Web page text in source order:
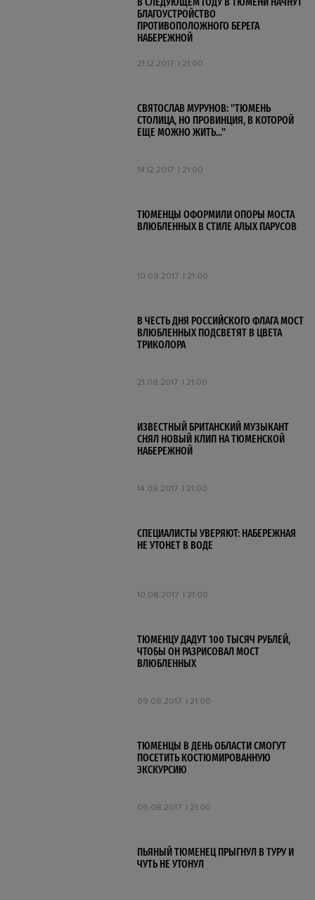
БЛАГОУСТРОЙСТВО
ПРОТИВОПОЛОЖНОГО БЕРЕГА
НАБЕРЕЖНОЙ
21.12.2017 21:00
СВЯТОСЛАВ МУРУНОВ: "ТЮМЕНЬ
СТОЛИЦА, НО ПРОВИНЦИЯ, В КОТОРОЙ
ЕЩЕ МОЖНО ЖИТЬ..."
14.12.2017 21:00
ТЮМЕНЦЫ ОФОРМИЛИ ОПОРЫ МОСТА
ВЛЮБЛЕННЫХ В СТИЛЕ АЛЫХ ПАРУСОВ
10.09.2017 21:00
В ЧЕСТЬ ДНЯ РОССИЙСКОГО ФЛАГА МОСТ
ВЛЮБЛЕННЫХ ПОДСВЕТЯТ В ЦВЕТА
ТРИКОЛОРА
21.08.2017 21:00
ИЗВЕСТНЫЙ БРИТАНСКИЙ МУЗЫКАНТ
СНЯЛ НОВЫЙ КЛИП НА ТЮМЕНСКОЙ
НАБЕРЕЖНОЙ
14.08.2017 21:00
СПЕЦИАЛИСТЫ УВЕРЯЮТ: НАБЕРЕЖНАЯ
НЕ УТОНЕТ В ВОДЕ
10.08.2017 21:00
ТЮМЕНЦУ ДАДУТ 100 ТЫСЯЧ РУБЛЕЙ,
ЧТОБЫ ОН РАЗРИСОВАЛ МОСТ
ВЛЮБЛЕННЫХ
09.08.2017 21:00
ТЮМЕНЦЫ В ДЕНЬ ОБЛАСТИ СМОГУТ
ПОСЕТИТЬ КОСТЮМИРОВАННУЮ
ЭКСКУРСИЮ
06.08.2017 21:00
ПЬЯНЫЙ ТЮМЕНЕЦ ПРЫГНУЛ В ТУРУ И
ЧУТЬ НЕ УТОНУЛ